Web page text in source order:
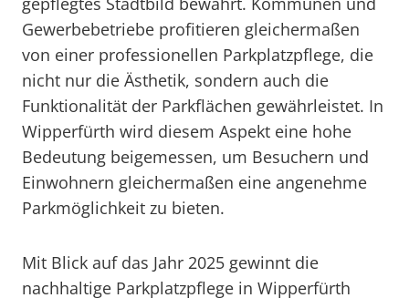
Gewerbebetriebe profitieren gleichermaßen
von einer professionellen Parkplatzpflege, die
nicht nur die Ästhetik, sondern auch die
Funktionalität der Parkflächen gewährleistet. In
Wipperfürth wird diesem Aspekt eine hohe
Bedeutung beigemessen, um Besuchern und
Einwohnern gleichermaßen eine angenehme
Parkmöglichkeit zu bieten.
Mit Blick auf das Jahr 2025 gewinnt die
nachhaltige Parkplatzpflege in Wipperfürth